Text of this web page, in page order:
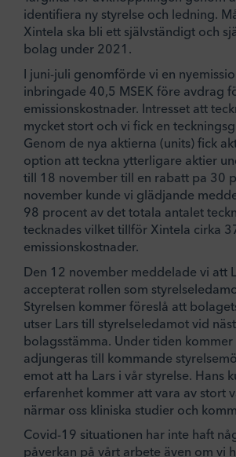
identifiera ny styrelse och ledning.
Xintela ska bli ett självständigt och
bolag under 2021.
I juni-juli genomförde vi en
inbringade 40,5 MSEK före avdrag
emissionskostnader. Intresset att
mycket stort och vi fick en
Genom de nya aktierna (units) fick
option att teckna ytterligare aktier
till 18 november till en rabatt pa 30
november kunde vi glädjande
98 procent av det totala antalet
tecknades vilket tillför Xintela cirka
emissionskostnader.
Den 12 november meddelade vi att
accepterat rollen som
Styrelsen kommer föreslå att
utser Lars till styrelseledamot vid
bolagsstämma. Under tiden kommer
adjungeras till kommande
emot att ha Lars i vår styrelse. Hans
erfarenhet kommer att vara av stort
närmar oss kliniska studier och
Covid-19 situationen har inte haft
påverkan på vårt arbete även om vi